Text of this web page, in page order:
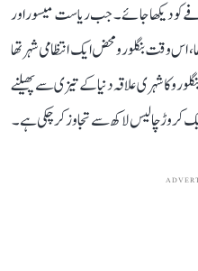
کو دیکھا جائے۔ جب ریاست میسور اور
کا معاہدہ کیا تھا، اس وقت بنگلورو محض ایک انتظامی شہر تھا
کا شہری علاقہ دنیا کے تیزی سے پھیلنے
کروڑ چالیس لاکھ سے تجاوز کر چکی ہے۔